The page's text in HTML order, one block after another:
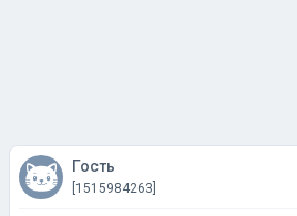
Гость
[1515984263]